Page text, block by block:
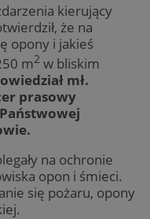
kierujący
że na
opony i jakieś
m2 w bliskim
mł.
prasowy
na ochronie
opon i śmieci.
się pożaru, opony